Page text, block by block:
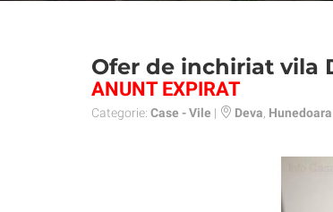
Ofer de inchiriat vila
ANUNT EXPIRAT
Categorie: Case - Vile | Deva Hunedoara